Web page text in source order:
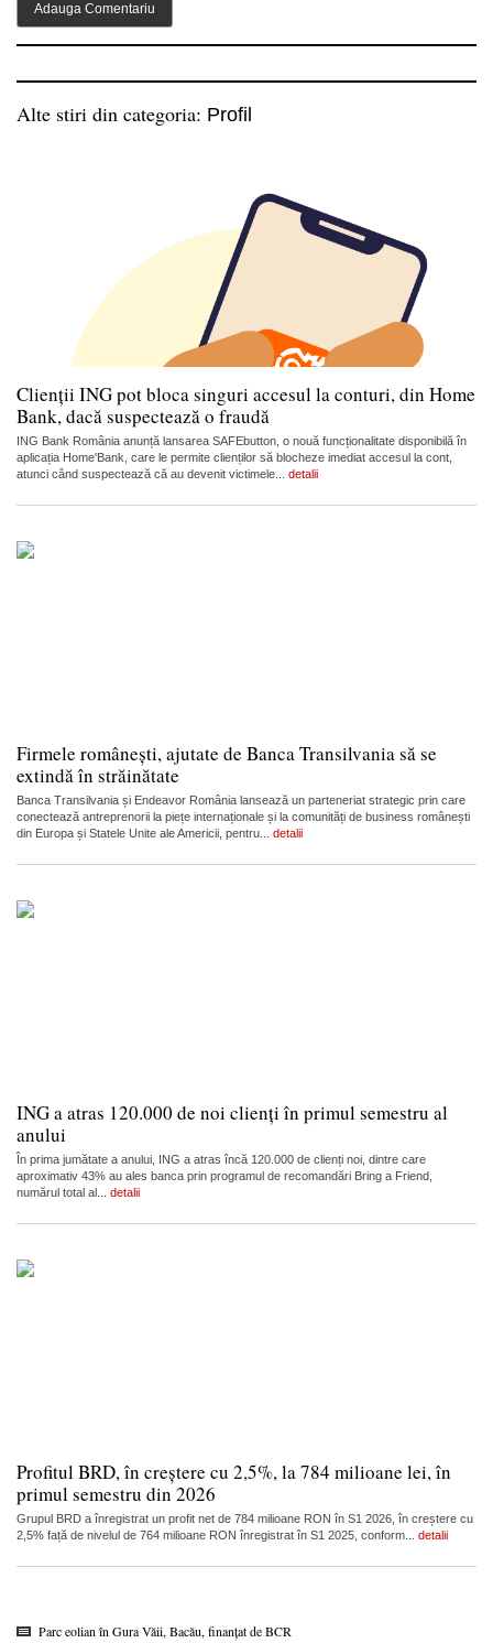
Alte stiri din categoria: Profil
Clienții ING pot bloca singuri accesul la conturi, din Home
Bank, dacă suspectează o fraudă
ING Bank România anunță lansarea SAFEbutton, o nouă funcționalitate disponibilă în
aplicația Home'Bank, care le permite clienților să blocheze imediat accesul la cont,
atunci când suspectează că au devenit victimele... detalii
Firmele românești, ajutate de Banca Transilvania să se
extindă în străinătate
Banca Transilvania și Endeavor România lansează un parteneriat strategic prin care
conectează antreprenorii la piețe internaționale și la comunități de business românești
din Europa și Statele Unite ale Americii, pentru... detalii
ING a atras 120.000 de noi clienți în primul semestru al
anului
În prima jumătate a anului, ING a atras încă 120.000 de clienți noi, dintre care
aproximativ 43% au ales banca prin programul de recomandări Bring a Friend,
numărul total al... detalii
Profitul BRD, în creștere cu 2,5%, la 784 milioane lei, în
primul semestru din 2026
Grupul BRD a înregistrat un profit net de 784 milioane RON în S1 2026, în creștere cu
2,5% față de nivelul de 764 milioane RON înregistrat în S1 2025, conform... detalii
Parc eolian în Gura Văii, Bacău, finanțat de BCR